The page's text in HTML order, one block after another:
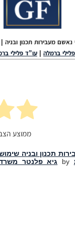
נאשם מעבירות תכנון ובניה
ברמלה עו”ד פלילי
ממוצע
תכנון ובניה
by
גיא פלנטר משרד